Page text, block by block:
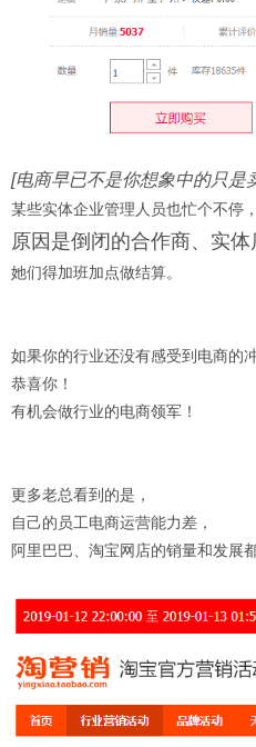
[电商早已不是你想象中的只是
某些实体企业管理人员也忙个不停，
原因是倒闭的合作商、实体
她们得加班加点做结算。
如果你的行业还没有感受到电商的
恭喜你！
有机会做行业的电商领军！
更多老总看到的是，
自己的员工电商运营能力差，
阿里巴巴、淘宝网店的销量和发展